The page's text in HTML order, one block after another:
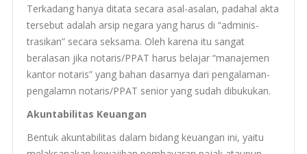
Terkadang hanya ditata secara asal-asalan, pada­hal akta
terse­but adalah arsip negara yang harus di “admin­is­
trasikan” secara sek­sama. Oleh karena itu san­gat
beralasan jika notaris/PPAT harus bela­jar “man­a­je­men
kan­tor notaris” yang bahan dasarnya dari pengalaman-
pengalamn notaris/PPAT senior yang sudah dibukukan.
Akunt­abil­i­tas Keuangan
Ben­tuk akunt­abil­i­tas dalam bidang keuan­gan ini, yaitu